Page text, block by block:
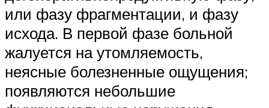
или фазу фрагментации, и фазу
исхода. В первой фазе больной
жалуется на утомляемость,
неясные болезненные ощущения;
появляются небольшие